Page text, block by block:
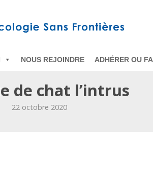
NOUS REJOINDRE ADHÉRER OU
de chat l’intrus
22 octobre 2020